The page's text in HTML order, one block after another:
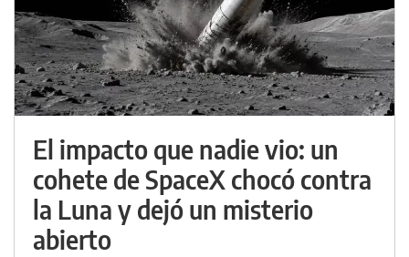
El impacto que nadie vio: un
cohete de SpaceX chocó contra
la Luna y dejó un misterio
abierto